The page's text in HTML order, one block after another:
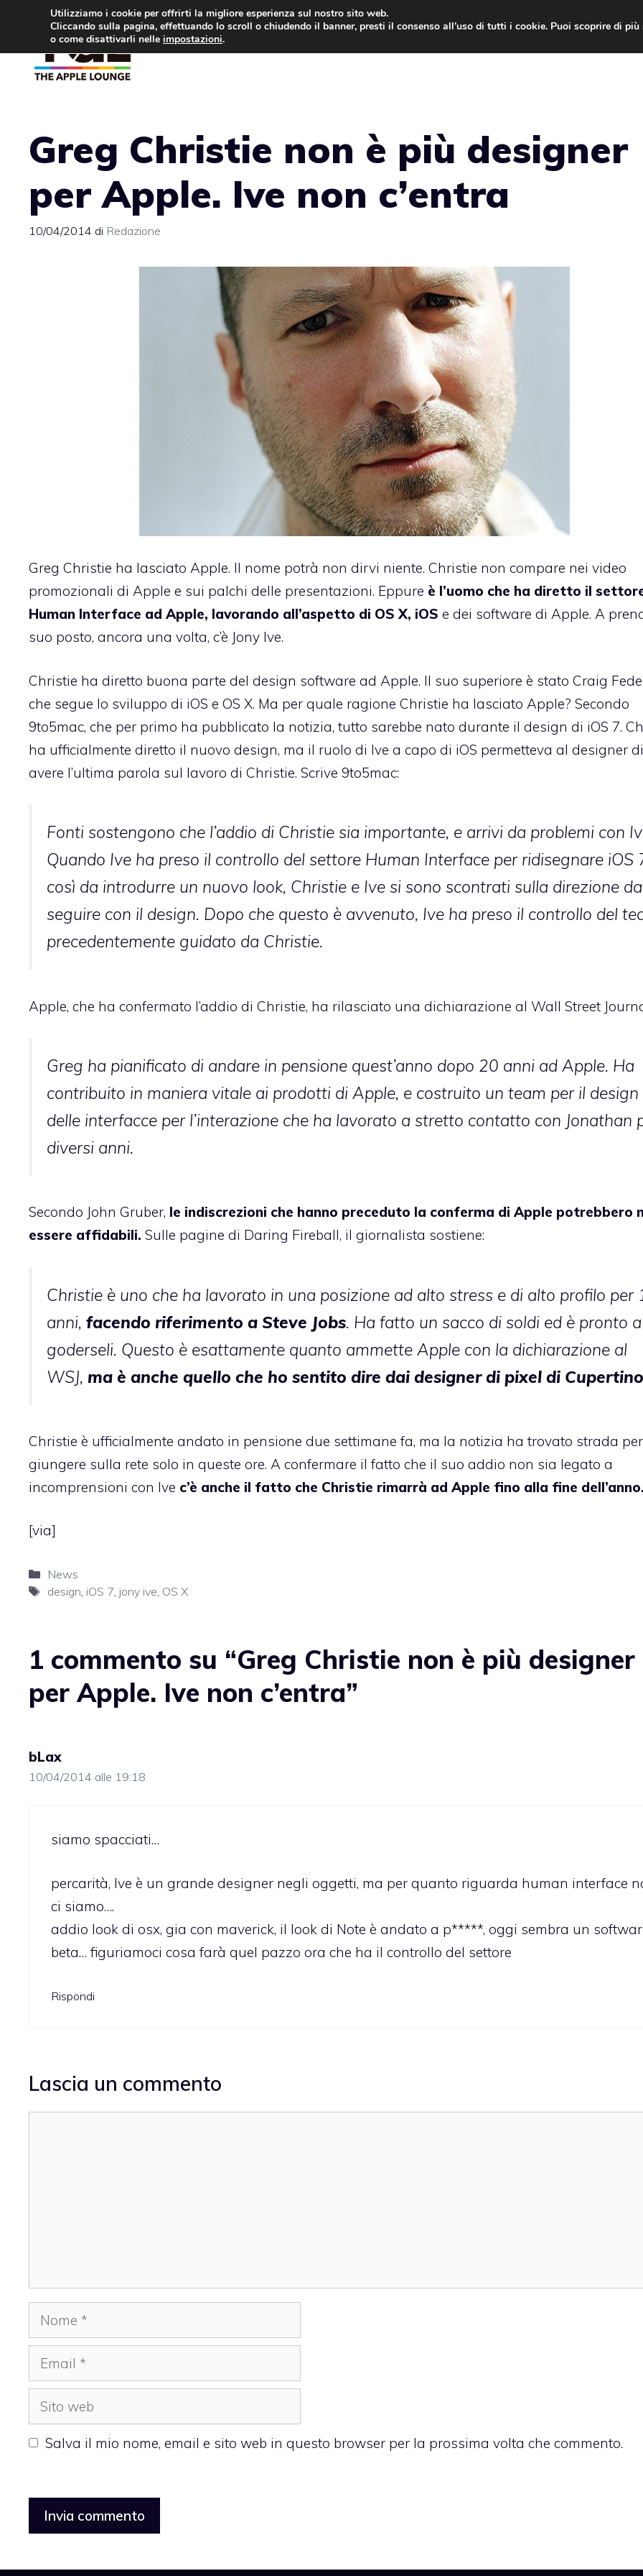
contenuto
Greg Christie non è più designer
per Apple. Ive non c’entra
10/04/2014 di Redazione
Greg Christie ha lasciato Apple. Il nome potrà non dirvi niente. Christie non compare nei video
promozionali di Apple e sui palchi delle presentazioni. Eppure è l’uomo che ha diretto il
Human Interface ad Apple, lavorando all’aspetto di OS X, iOS e dei software di Apple. A
suo posto, ancora una volta, c’è Jony Ive.
Christie ha diretto buona parte del design software ad Apple. Il suo superiore è stato Craig
che segue lo sviluppo di iOS e OS X. Ma per quale ragione Christie ha lasciato Apple? Secondo
9to5mac, che per primo ha pubblicato la notizia, tutto sarebbe nato durante il design di iOS 7.
ha ufficialmente diretto il nuovo design, ma il ruolo di Ive a capo di iOS permetteva al designer di
avere l’ultima parola sul lavoro di Christie. Scrive 9to5mac:
Fonti sostengono che l’addio di Christie sia importante, e arrivi da problemi con
Quando Ive ha preso il controllo del settore Human Interface per ridisegnare iOS
così da introdurre un nuovo look, Christie e Ive si sono scontrati sulla direzione da
seguire con il design. Dopo che questo è avvenuto, Ive ha preso il controllo del
precedentemente guidato da Christie.
Apple, che ha confermato l’addio di Christie, ha rilasciato una dichiarazione al Wall Street
Greg ha pianificato di andare in pensione quest’anno dopo 20 anni ad Apple. Ha
contribuito in maniera vitale ai prodotti di Apple, e costruito un team per il design
delle interfacce per l’interazione che ha lavorato a stretto contatto con Jonathan
diversi anni.
Secondo John Gruber, le indiscrezioni che hanno preceduto la conferma di Apple potrebbero
essere affidabili. Sulle pagine di Daring Fireball, il giornalista sostiene:
Christie è uno che ha lavorato in una posizione ad alto stress e di alto profilo per
anni, facendo riferimento a Steve Jobs. Ha fatto un sacco di soldi ed è pronto a
goderseli. Questo è esattamente quanto ammette Apple con la dichiarazione al
WSJ, ma è anche quello che ho sentito dire dai designer di pixel di Cupertino
Christie è ufficialmente andato in pensione due settimane fa, ma la notizia ha trovato strada per
giungere sulla rete solo in queste ore. A confermare il fatto che il suo addio non sia legato a
incomprensioni con Ive c’è anche il fatto che Christie rimarrà ad Apple fino alla fine dell’anno.
[via]
Categorie
News
Tag
design iOS 7 jony ive OS X
1 commento su “Greg Christie non è più designer
per Apple. Ive non c’entra”
bLax
10/04/2014 alle 19:18
siamo spacciati…
percarità, Ive è un grande designer negli oggetti, ma per quanto riguarda human interface
ci siamo….
addio look di osx, gia con maverick, il look di Note è andato a p*****, oggi sembra un
beta… figuriamoci cosa farà quel pazzo ora che ha il controllo del settore
Rispondi
Lascia un commento
Nome
Email
Sito
web
Salva il mio nome, email e sito web in questo browser per la prossima volta che commento.
Utilizziamo i cookie per offrirti la migliore esperienza sul nostro sito web.
Cliccando sulla pagina, effettuando lo scroll o chiudendo il banner, presti il consenso all’uso di tutti i cookie. Puoi scoprire di
o come disattivarli nelle impostazioni.